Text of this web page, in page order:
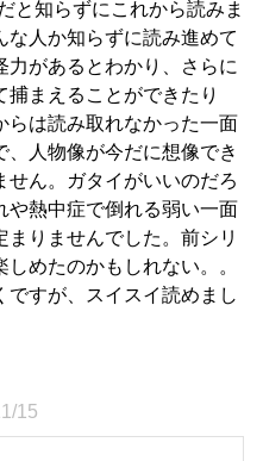
と知らずにこれから読みま
な人か知らずに読み進めて
力があるとわかり、さらに
捕まえることができたり
らは読み取れなかった一面
、人物像が今だに想像でき
せん。ガタイがいいのだろ
や熱中症で倒れる弱い一面
まりませんでした。前シリ
めたのかもしれない。。
ですが、スイスイ読めまし
15